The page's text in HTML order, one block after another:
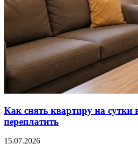
Как снять квартиру на сутки
переплатить
15.07.2026